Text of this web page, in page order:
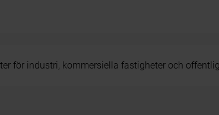
för industri, kommersiella fastigheter och